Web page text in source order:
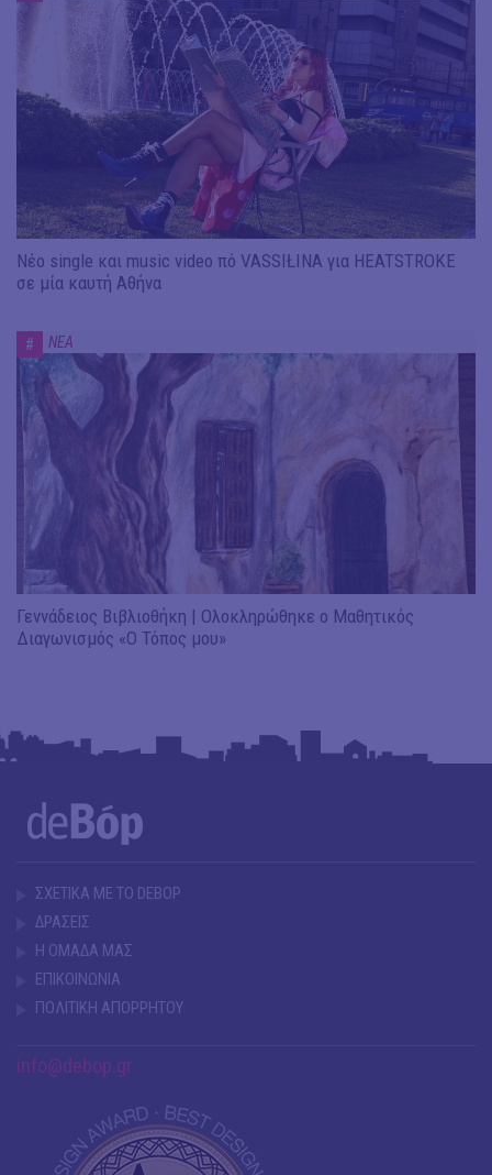
Νέο single και music video πό VASSIŁINA για HEATSTROKE
σε μία καυτή Αθήνα
# ΝΕΑ
Γεννάδειος Βιβλιοθήκη | Ολοκληρώθηκε ο Μαθητικός
Διαγωνισμός «Ο Τόπος μου»
ΣΧΕΤΙΚΑ ΜΕ ΤΟ DEBOP
ΔΡΑΣΕΙΣ
Η ΟΜΑΔΑ ΜΑΣ
ΕΠΙΚΟΙΝΩΝΙΑ
ΠΟΛΙΤΙΚΗ ΑΠΟΡΡΗΤΟΥ
info@debop.gr